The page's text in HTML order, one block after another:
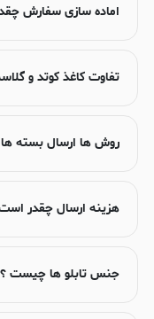
اماده سازی سفارش
تفاوت کاغذ کوتد و
روش ها ارسال بسته
هزینه ارسال چقدر
جنس تابلو ها چیست ؟